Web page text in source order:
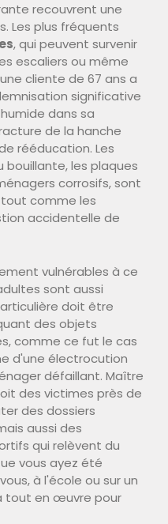
recouvrent une
Les plus fréquents
, qui peuvent survenir
escaliers ou même
cliente de 67 ans a
significative
dans sa
de la hanche
rééducation. Les
bouillante, les plaques
corrosifs, sont
comme les
accidentelle de
vulnérables à ce
sont aussi
doit être
des objets
comme ce fut le cas
d'une électrocution
défaillant. Maître
des victimes près de
des dossiers
aussi des
qui relèvent du
vous ayez été
à l'école ou sur un
tout en œuvre pour